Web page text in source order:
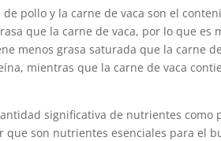
pollo y la carne de vaca son el
que la carne de vaca, por lo que es
menos grasa saturada que la carne
mientras que la carne de vaca
significativa de nutrientes como
que son nutrientes esenciales para el